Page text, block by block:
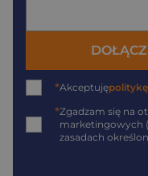
*Akceptuję
*Zgadzam się na
marketingowych
zasadach